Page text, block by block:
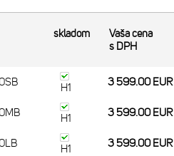
skladom
Vaša cena
s DPH
H1 3 599.00 EUR
H1 3 599.00 EUR
H1 3 599.00 EUR